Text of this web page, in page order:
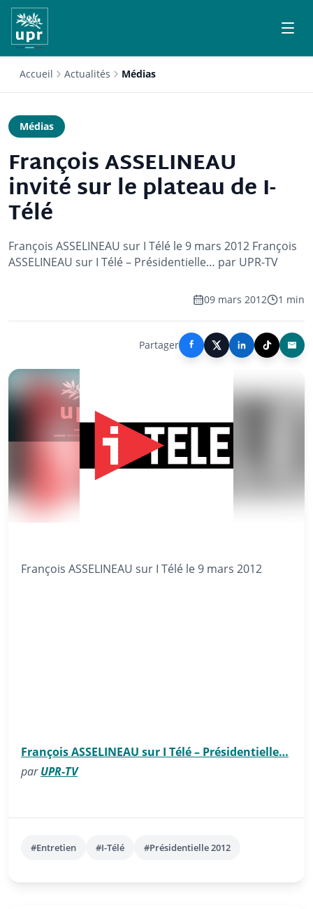
Accueil Actualités Médias
Médias
François ASSELINEAU
invité sur le plateau de I-
Télé
François ASSELINEAU sur I Télé le 9 mars 2012 François
ASSELINEAU sur I Télé – Présidentielle… par UPR-TV
09 mars 2012 1 min
Partager
François ASSELINEAU sur I Télé le 9 mars 2012
François ASSELINEAU sur I Télé – Présidentielle…
parUPR-TV
#Entretien #I-Télé #Présidentielle 2012